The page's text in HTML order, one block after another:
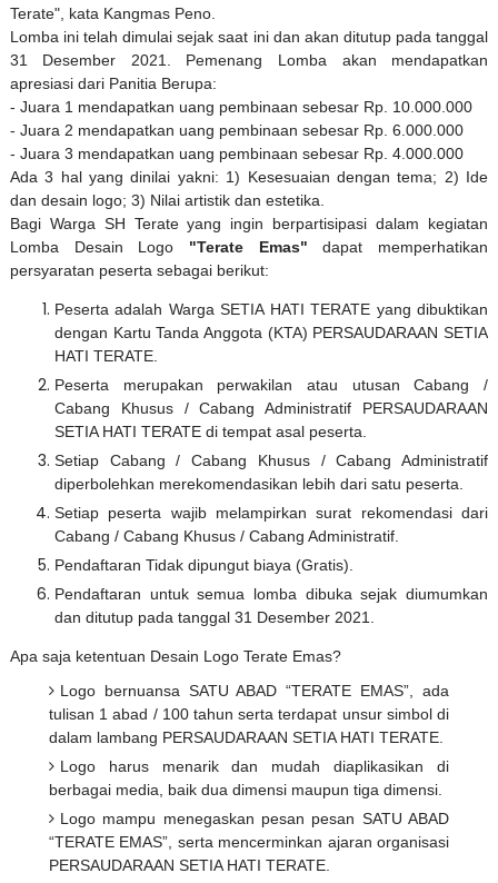
Terate", kata Kangmas Peno.
Lomba ini telah dimulai sejak saat ini dan akan ditutup pada tanggal
31 Desember 2021. Pemenang Lomba akan mendapatkan
apresiasi dari Panitia Berupa:
- Juara 1 mendapatkan uang pembinaan sebesar Rp. 10.000.000
- Juara 2 mendapatkan uang pembinaan sebesar Rp. 6.000.000
- Juara 3 mendapatkan uang pembinaan sebesar Rp. 4.000.000
Ada 3 hal yang dinilai yakni: 1) Kesesuaian dengan tema; 2) Ide
dan desain logo; 3) Nilai artistik dan estetika.
Bagi Warga SH Terate yang ingin berpartisipasi dalam kegiatan
Lomba Desain Logo "Terate Emas" dapat memperhatikan
persyaratan peserta sebagai berikut:
Peserta adalah Warga SETIA HATI TERATE yang dibuktikan
dengan Kartu Tanda Anggota (KTA) PERSAUDARAAN SETIA
HATI TERATE.
Peserta merupakan perwakilan atau utusan Cabang /
Cabang Khusus / Cabang Administratif PERSAUDARAAN
SETIA HATI TERATE di tempat asal peserta.
Setiap Cabang / Cabang Khusus / Cabang Administratif
diperbolehkan merekomendasikan lebih dari satu peserta.
Setiap peserta wajib melampirkan surat rekomendasi dari
Cabang / Cabang Khusus / Cabang Administratif.
Pendaftaran Tidak dipungut biaya (Gratis).
Pendaftaran untuk semua lomba dibuka sejak diumumkan
dan ditutup pada tanggal 31 Desember 2021.
Apa saja ketentuan Desain Logo Terate Emas?
Logo bernuansa SATU ABAD “TERATE EMAS”, ada
tulisan 1 abad / 100 tahun serta terdapat unsur simbol di
dalam lambang PERSAUDARAAN SETIA HATI TERATE.
Logo harus menarik dan mudah diaplikasikan di
berbagai media, baik dua dimensi maupun tiga dimensi.
Logo mampu menegaskan pesan pesan SATU ABAD
“TERATE EMAS”, serta mencerminkan ajaran organisasi
PERSAUDARAAN SETIA HATI TERATE.